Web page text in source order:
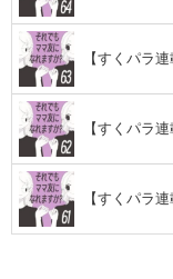
【すくパラ
【すくパラ
【すくパラ